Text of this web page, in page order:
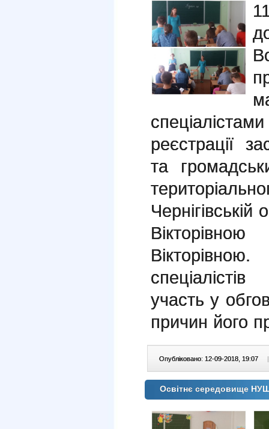
реєстрації
та
участь у
причин його
Опубліковано: 12-09-2018, 19:07
Освітнє середовище